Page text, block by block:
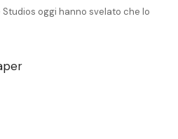
oggi hanno svelato che lo